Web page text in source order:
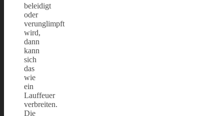
beleidigt
oder
verunglimpft
wird,
dann
kann
sich
das
wie
ein
Lauffeuer
verbreiten.
Die